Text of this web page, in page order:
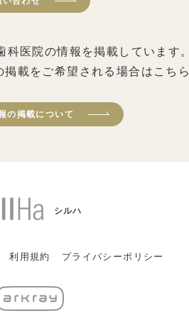
医院の情報を掲載しています
掲載をご希望される場合はこち
の掲載について
シルハ
利用規約 プライバシーポリシー